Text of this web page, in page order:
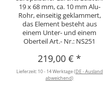
19 x 68 mm, ca. 10 mm Alu-
Rohr, einseitig geklammert,
das Element besteht aus
einem Unter- und einem
Oberteil Art.- Nr.: NS251
219,00 €*
Lieferzeit: 10 - 14 Werktage(DE - Ausland
abweichend)